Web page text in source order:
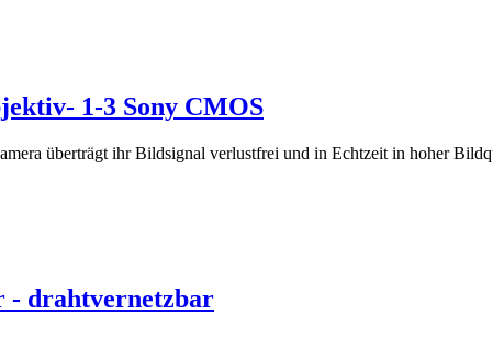
1-3 Sony CMOS
überträgt ihr Bildsignal verlustfrei und in Echtzeit in hoher
- drahtvernetzbar